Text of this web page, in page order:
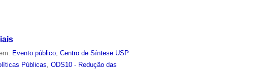
Evento público ,Centro de Síntese USP
Públicas ,ODS10 - Redução das